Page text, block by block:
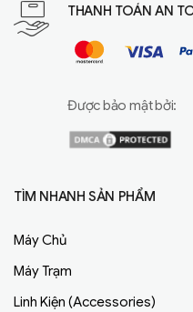
THANH TOÁN AN
Được bảo mật bởi:
TÌM NHANH SẢN PHẨM
Máy Chủ
Máy Trạm
Linh Kiện (Accessories)